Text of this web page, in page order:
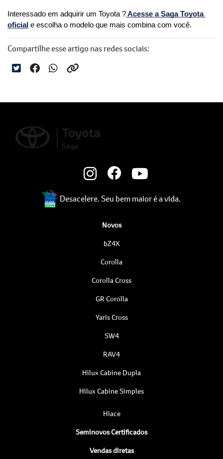
Interessado em adquirir um Toyota ? Acesse a Saga Toyota
oficial e escolha o modelo que mais combina com você.
Compartilhe esse artigo nas redes sociais:
Desacelere. Seu bem maior é a vida.
Novos
bZ4X
Corolla
Corolla Cross
GR Corolla
Yaris Cross
SW4
RAV4
Hilux Cabine Dupla
Hilux Cabine Simples
Hiace
Seminovos Certificados
Vendas diretas